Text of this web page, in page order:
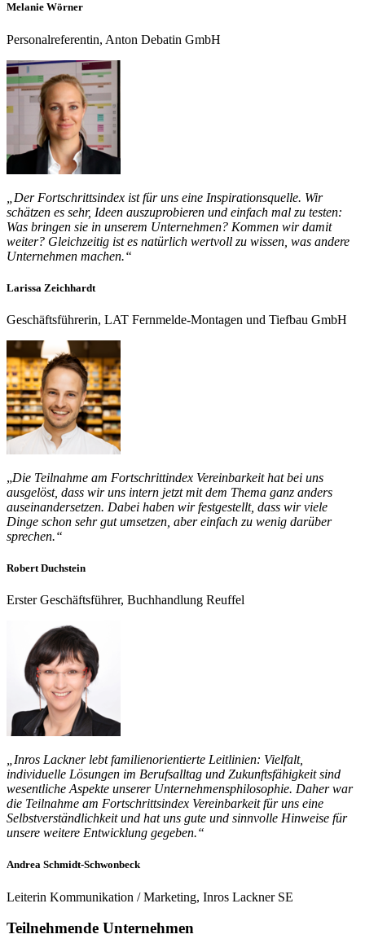
Melanie Wörner
Personalreferentin, Anton Debatin GmbH
„Der Fortschrittsindex ist für uns eine Inspirationsquelle. Wir
schätzen es sehr, Ideen auszuprobieren und einfach mal zu testen:
Was bringen sie in unserem Unternehmen? Kommen wir damit
weiter? Gleichzeitig ist es natürlich wertvoll zu wissen, was andere
Unternehmen machen.“
Larissa Zeichhardt
Geschäftsführerin, LAT Fernmelde-Montagen und Tiefbau GmbH
„Die Teilnahme am Fortschrittindex Vereinbarkeit hat bei uns
ausgelöst, dass wir uns intern jetzt mit dem Thema ganz anders
auseinandersetzen. Dabei haben wir festgestellt, dass wir viele
Dinge schon sehr gut umsetzen, aber einfach zu wenig darüber
sprechen.“
Robert Duchstein
Erster Geschäftsführer, Buchhandlung Reuffel
„Inros Lackner lebt familienorientierte Leitlinien: Vielfalt,
individuelle Lösungen im Berufsalltag und Zukunftsfähigkeit sind
wesentliche Aspekte unserer Unternehmensphilosophie. Daher war
die Teilnahme am Fortschrittsindex Vereinbarkeit für uns eine
Selbstverständlichkeit und hat uns gute und sinnvolle Hinweise für
unsere weitere Entwicklung gegeben.“
Andrea Schmidt-Schwonbeck
Leiterin Kommunikation / Marketing, Inros Lackner SE
Teilnehmende Unternehmen